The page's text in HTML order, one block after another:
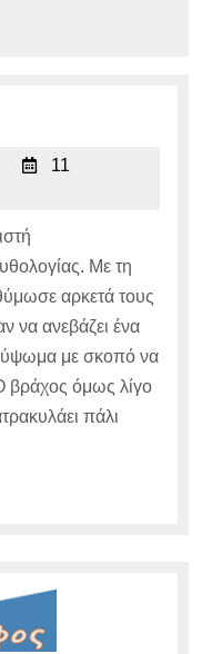
11
Με τη
αρκετά τους
να ανεβάζει ένα
ύψωμα με σκοπό να
βράχος όμως λίγο
πάλι